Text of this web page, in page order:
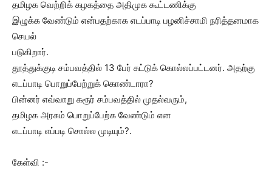
தமிழக வெற்றிக் கழகத்தை அதிமுக கூட்டணிக்கு
இழுக்க வேண்டும் என்பதற்காக எடப்பாடி பழனிச்சாமி நரித்தனமாக
செயல்
படுகிறார்.
தூத்துக்குடி சம்பவத்தில் 13 பேர் சுட்டுக் கொல்லப்பட்டனர். அதற்கு
எடப்பாடி பொறுப்பேற்றுக் கொண்டாரா?
பின்னர் எவ்வாறு கரூர் சம்பவத்தில் முதல்வரும்,
தமிழக அரசும் பொறுப்பேற்க வேண்டும் என
எடப்பாடி எப்படி சொல்ல முடியும்?.
கேள்வி :-